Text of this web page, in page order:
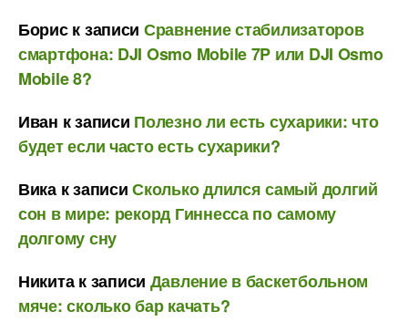
Бориск записи Сравнение стабилизаторов
смартфона: DJI Osmo Mobile 7P или DJI Osmo
Mobile 8?
Иван к записи Полезно ли есть сухарики: что
будет если часто есть сухарики?
Викак записиСколько длился самый долгий
сон в мире: рекорд Гиннесса по самому
долгому сну
Никитак записи Давление в баскетбольном
мяче: сколько бар качать?